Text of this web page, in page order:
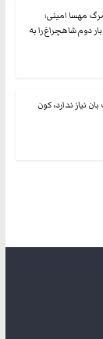
مهسا امینی؛
دوم شاهچراغ را به
نیاز ندارد، کون